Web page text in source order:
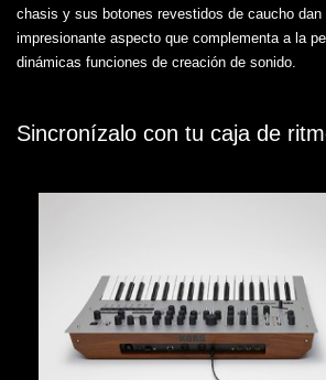
chasis y sus botones revestidos de caucho dan
impresionante aspecto que complementa a la
dinámicas funciones de creación de sonido.
Sincronízalo con tu caja de